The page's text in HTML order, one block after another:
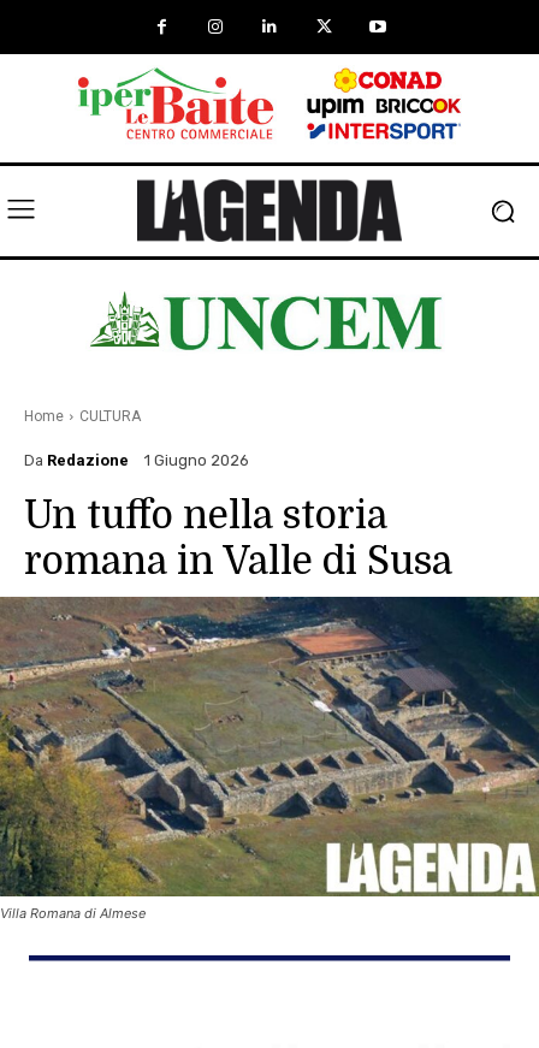
Home CULTURA
Da Redazione 1 Giugno 2026
Un tuffo nella storia
romana in Valle di Susa
Villa Romana di Almese